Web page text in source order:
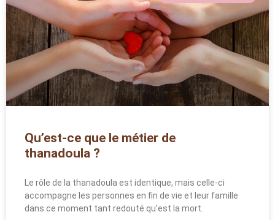
Qu’est-ce que le métier de
thanadoula ?
Le rôle de la thanadoula est identique, mais celle-ci
accompagne les personnes en fin de vie et leur famille
dans ce moment tant redouté qu’est la mort.